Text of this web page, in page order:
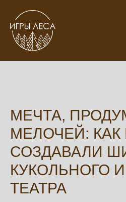
МЕЧТА,
МЕЛОЧЕЙ:
СОЗДАВАЛИ
КУКОЛЬНОГО
ТЕАТРА